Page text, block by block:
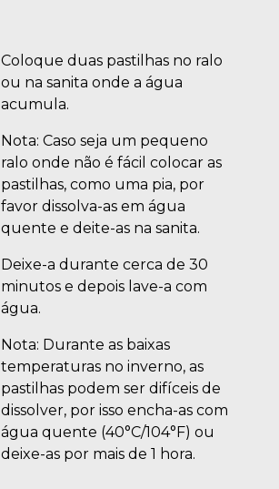
Coloque duas pastilhas no ralo
ou na sanita onde a água
acumula.
Nota: Caso seja um pequeno
ralo onde não é fácil colocar as
pastilhas, como uma pia, por
favor dissolva-as em água
quente e deite-as na sanita.
Deixe-a durante cerca de 30
minutos e depois lave-a com
água.
Nota: Durante as baixas
temperaturas no inverno, as
pastilhas podem ser difíceis de
dissolver, por isso encha-as com
água quente (40°C/104°F) ou
deixe-as por mais de 1 hora.